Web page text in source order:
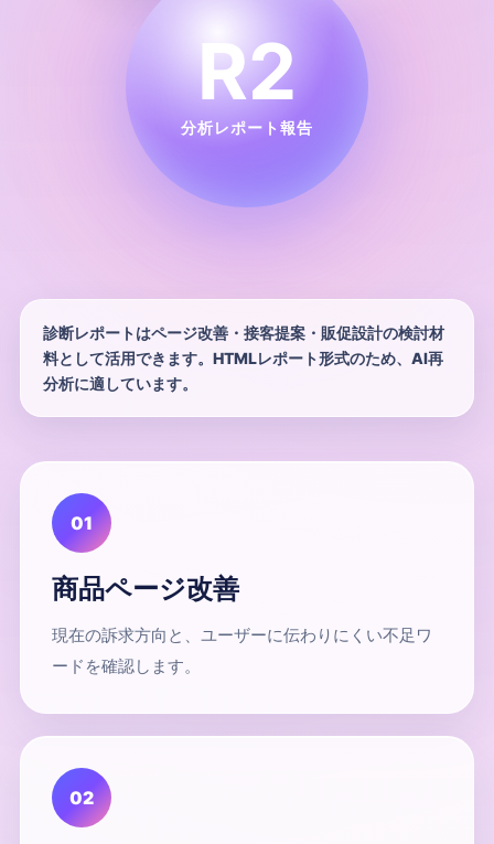
R2
分析レポート報告
診断レポートはページ改善・接客提案・販促設計の検討材
料として活用できます。HTMLレポート形式のため、AI再
分析に適しています。
01
商品ページ改善
現在の訴求方向と、ユーザーに伝わりにくい不足ワ
ードを確認します。
02